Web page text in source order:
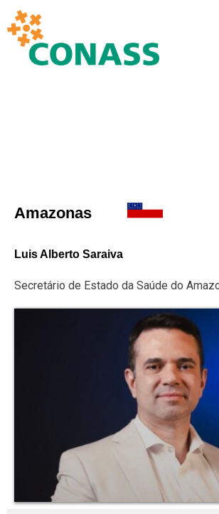
Amazonas
Luis Alberto Saraiva
Secretário de Estado da Saúde do